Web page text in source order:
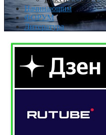
Начинающим
ФОРУМ
Литература